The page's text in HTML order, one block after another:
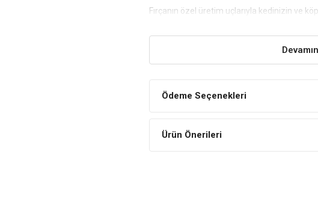
Fırçanın özel üretim uçlarıyla kedinizin ve
Kaliteli ve sağlam malzemelerden üretilen
Ödeme Seçenekleri
Ürün Önerileri